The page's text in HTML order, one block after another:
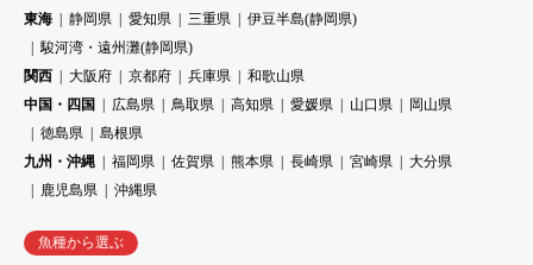
東海
静岡県 愛知県 三重県
伊豆半島(静岡県)
駿河湾・遠州灘(静岡県)
関西
大阪府 京都府 兵庫県
和歌山県
中国・四国
広島県 鳥取県 高知県 愛媛県 山口県
岡山県
徳島県
島根県
九州・沖縄
福岡県 佐賀県 熊本県 長崎県 宮崎県
大分県
鹿児島県
沖縄県
魚種から選ぶ